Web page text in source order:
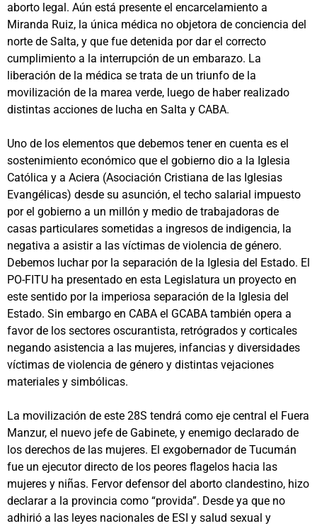
aborto legal. Aún está presente el encarcelamiento a
Miranda Ruiz, la única médica no objetora de conciencia del
norte de Salta, y que fue detenida por dar el correcto
cumplimiento a la interrupción de un embarazo. La
liberación de la médica se trata de un triunfo de la
movilización de la marea verde, luego de haber realizado
distintas acciones de lucha en Salta y CABA.
Uno de los elementos que debemos tener en cuenta es el
sostenimiento económico que el gobierno dio a la Iglesia
Católica y a Aciera (Asociación Cristiana de las Iglesias
Evangélicas) desde su asunción, el techo salarial impuesto
por el gobierno a un millón y medio de trabajadoras de
casas particulares sometidas a ingresos de indigencia, la
negativa a asistir a las víctimas de violencia de género.
Debemos luchar por la separación de la Iglesia del Estado. El
PO-FITU ha presentado en esta Legislatura un proyecto en
este sentido por la imperiosa separación de la Iglesia del
Estado. Sin embargo en CABA el GCABA también opera a
favor de los sectores oscurantista, retrógrados y corticales
negando asistencia a las mujeres, infancias y diversidades
víctimas de violencia de género y distintas vejaciones
materiales y simbólicas.
La movilización de este 28S tendrá como eje central el Fuera
Manzur, el nuevo jefe de Gabinete, y enemigo declarado de
los derechos de las mujeres. El exgobernador de Tucumán
fue un ejecutor directo de los peores flagelos hacia las
mujeres y niñas. Fervor defensor del aborto clandestino, hizo
declarar a la provincia como “provida”. Desde ya que no
adhirió a las leyes nacionales de ESI y salud sexual y